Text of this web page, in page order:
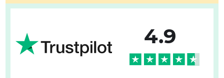
4.9